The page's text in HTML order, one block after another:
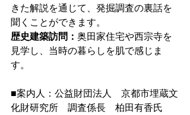
きた解説を通じて、発掘調査の裏話を
聞くことができます。
歴史建築訪問： 奥田家住宅や西宗寺を
見学し、当時の暮らしを肌で感じま
す。
■案内人：公益財団法人　京都市埋蔵文
化財研究所　調査係長　柏田有香氏